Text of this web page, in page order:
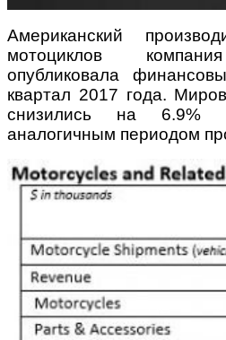
Американский
мотоциклов
опубликовала
квартал 2017 года.
снизились на 6.9%
аналогичным периодом